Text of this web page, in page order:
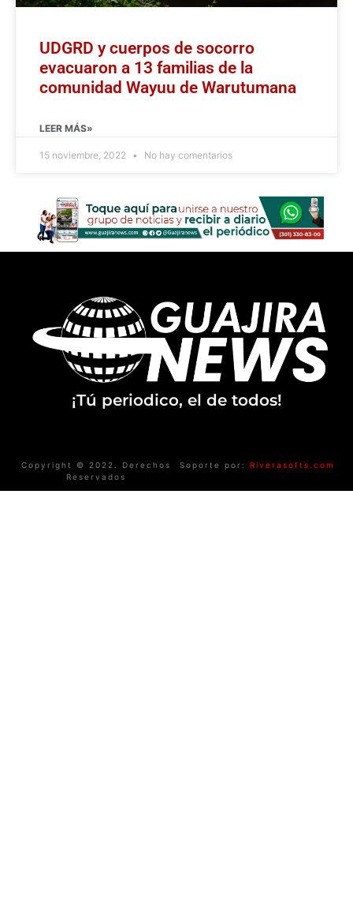
UDGRD y cuerpos de socorro
evacuaron a 13 familias de la
comunidad Wayuu de Warutumana
LEER MÁS»
15 noviembre, 2022 No hay comentarios
¡Tú periodico, el de todos!
Copyright © 2022. Derechos
Reservados
Soporte por: Riverasofts.com